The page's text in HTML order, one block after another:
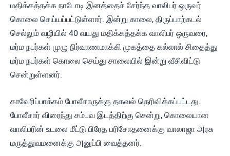
மதிக்கத்தக்க நாடோடி இனத்தைச் சேர்ந்த வாலிபர் ஒருவர்
கொலை செய்யப்பட்டுள்ளார். இன்று காலை, திருப்பாற்கடல்
செல்லும் வழியில் 40 வயது மதிக்கத்தக்க வாலிபர் ஒருவரை,
மர்ம நபர்கள் முழு நிர்வாணமாக்கி முகத்தை கல்லால் சிதைத்து
மர்ம நபர்கள் கொலை செய்து சாலையில் இன்று வீசிவிட்டு
சென்றுள்ளனர்.
காவேரிப்பாக்கம் போலீசாருக்கு தகவல் தெரிவிக்கப்பட்டது.
போலீசார் விரைந்து சம்பவ இடத்திற்கு சென்று, கொலையான
வாலிபரின் உடலை மீட்டு பிரேத பரிசோதனைக்கு வாலாஜா அரசு
மருத்துவமனைக்கு அனுப்பி வைத்தனர்.